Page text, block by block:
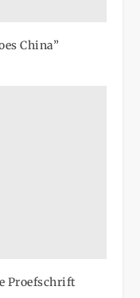
China”
Proefschrift